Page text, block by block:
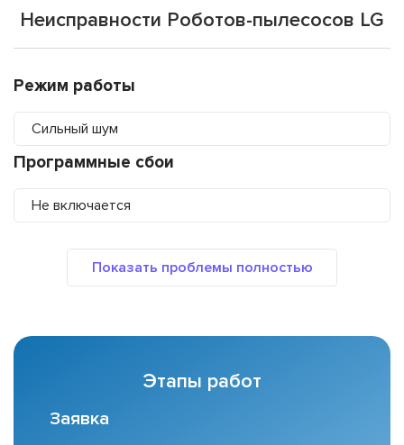
Неисправности Роботов-пылесосов LG
Режим работы
Сильный шум
Программные сбои
Не включается
Этапы работ
Заявка